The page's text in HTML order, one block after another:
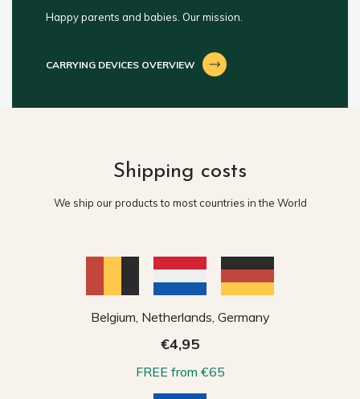
Happy parents and babies. Our mission.
CARRYING DEVICES OVERVIEW
Shipping costs
We ship our products to most countries in the World
Belgium, Netherlands, Germany
€4,95
FREE from €65